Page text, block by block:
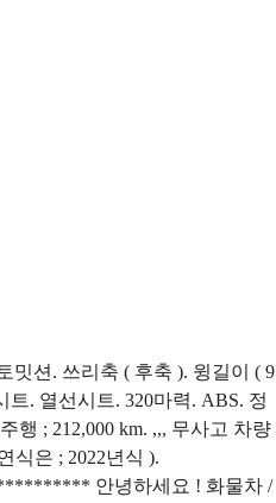
밋션. 쓰리축 ( 후축 ). 윙길이 ( 9
트. 열선시트. 320마력. ABS. 정
행 ; 212,000 km. ,,, 무사고 차량
식은 ; 2022년식 ).
안녕하세요 ! 화물차 /